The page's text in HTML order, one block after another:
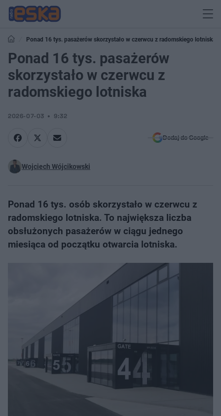
Ponad 16 tys. pasażerów skorzystało w czerwcu z radomskiego lotniska
Ponad 16 tys. pasażerów
skorzystało w czerwcu z
radomskiego lotniska
2026-07-03 9:32
Dodaj do Google
Wojciech Wójcikowski
Ponad 16 tys. osób skorzystało w czerwcu z
radomskiego lotniska. To największa liczba
obsłużonych pasażerów w ciągu jednego
miesiąca od początku otwarcia lotniska.